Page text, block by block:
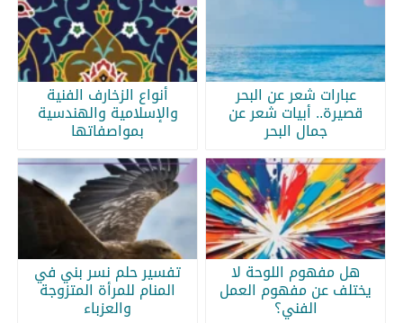
عبارات شعر عن البحر
قصيرة.. أبيات شعر عن
جمال البحر
أنواع الزخارف الفنية
والإسلامية والهندسية
بمواصفاتها
هل مفهوم اللوحة لا
يختلف عن مفهوم العمل
الفني؟
تفسير حلم نسر بني في
المنام للمرأة المتزوجة
والعزباء